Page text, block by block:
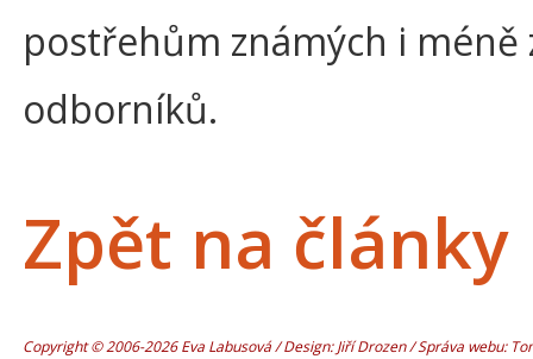
postřehům známých i méně
odborníků.
Zpět na články
Copyright © 2006-2026 Eva Labusová / Design: Jiří Drozen / Správa webu: